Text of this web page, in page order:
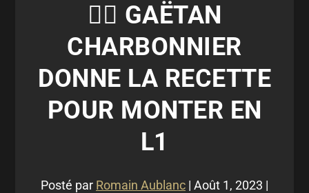
🧙‍♂️ GAËTAN
CHARBONNIER
DONNE LA RECETTE
POUR MONTER EN
L1
Posté par Romain Aublanc | Août 1, 2023 |